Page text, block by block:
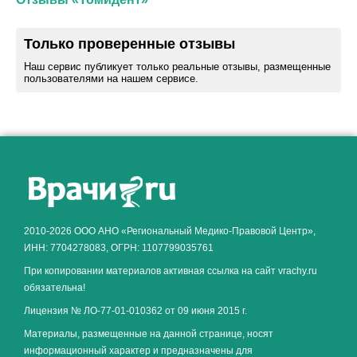
Только проверенные отзывы
Наш сервис публикует только реальные отзывы, размещенные
пользователями на нашем сервисе.
2010-2026 ООО АНО «Региональный Медико-Правовой Центр»,
ИНН: 7704278083, ОГРН: 1107799035761
При копировании материалов активная ссылка на сайт vrachy.ru
обязательна!
Лицензия № ЛО-77-01-010362 от 09 июня 2015 г.
Материалы, размещенные на данной странице, носят
информационный характер и предназначены для